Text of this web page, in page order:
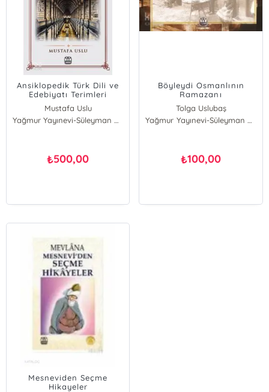
Ansiklopedik Türk Dili ve
Edebiyatı Terimleri
Sözlüğü
Mustafa Uslu
Yağmur Yayınevi-Süleyman Özdemir
₺500,00
Böyleydi Osmanlının
Ramazanı
Tolga Uslubaş
Yağmur Yayınevi-Süleyman Özdemir
₺100,00
Mesneviden Seçme
Hikayeler